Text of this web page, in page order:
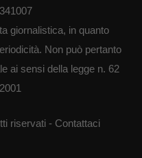
giornalistica, in quanto
Non può pertanto
ai sensi della legge n. 62
riservati - Contattaci